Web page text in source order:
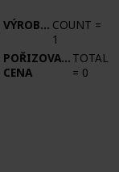
VÝROBCE COUNT =
1
POŘIZOVACÍ
CENA
TOTAL
= 0